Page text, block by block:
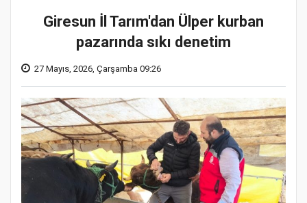
Giresun İl Tarım'dan Ülper kurban
pazarında sıkı denetim
27 Mayıs, 2026, Çarşamba 09:26